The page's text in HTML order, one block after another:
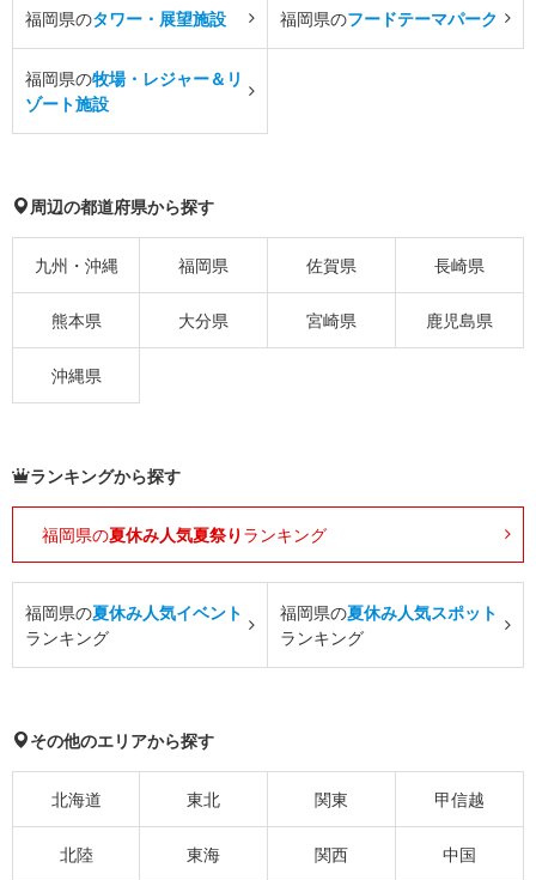
福岡県のタワー・展望施設 福岡県のフードテーマパーク
福岡県の牧場・レジャー＆リ
ゾート施設
周辺の都道府県から探す
九州・沖縄 福岡県 佐賀県 長崎県
熊本県 大分県 宮崎県 鹿児島県
沖縄県
ランキングから探す
福岡県の夏休み人気夏祭り ランキング
福岡県の夏休み人気イベント
ランキング
福岡県の夏休み人気スポット
ランキング
その他のエリアから探す
北海道 東北 関東 甲信越
北陸 東海 関西 中国